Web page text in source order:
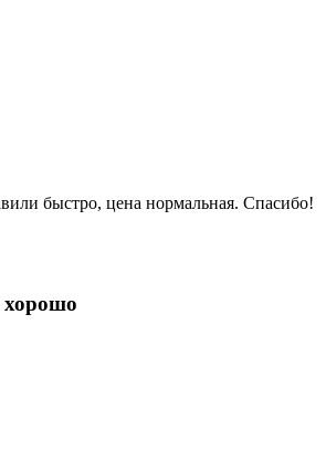
быстро, цена нормальная. Спасибо!